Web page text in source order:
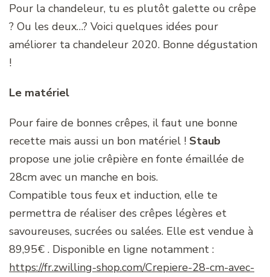
Pour la chandeleur, tu es plutôt galette ou crêpe
? Ou les deux…? Voici quelques idées pour
améliorer ta chandeleur 2020. Bonne dégustation
!
Le matériel
Pour faire de bonnes crêpes, il faut une bonne
recette mais aussi un bon matériel ! Staub
propose une jolie crêpière en fonte émaillée de
28cm avec un manche en bois.
Compatible tous feux et induction, elle te
permettra de réaliser des crêpes légères et
savoureuses, sucrées ou salées. Elle est vendue à
89,95€ . Disponible en ligne notamment :
https://fr.zwilling-shop.com/Crepiere-28-cm-avec-